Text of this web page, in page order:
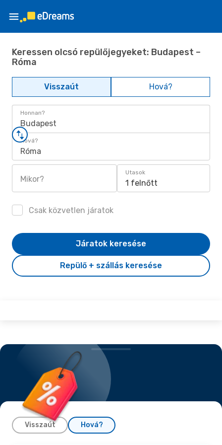
Keressen olcsó repülőjegyeket: Budapest –
Róma
Visszaút Hová?
Honnan?
Budapest
Hová?
Róma
Mikor?
Utasok
1 felnőtt
Csak közvetlen járatok
Repülő + szállás keresése
Járatok keresése
Visszaút Hová?